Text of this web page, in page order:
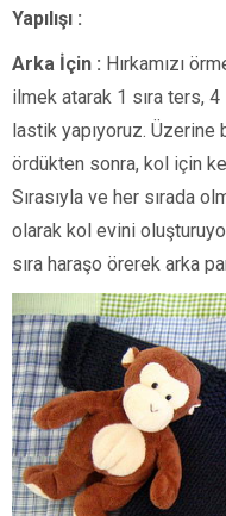
Yapılışı :
Arka İçin : Hırkamızı
ilmek atarak 1 sıra ters,
lastik yapıyoruz. Üzerine
ördükten sonra, kol için
Sırasıyla ve her sırada
olarak kol evini
sıra haraşo örerek arka